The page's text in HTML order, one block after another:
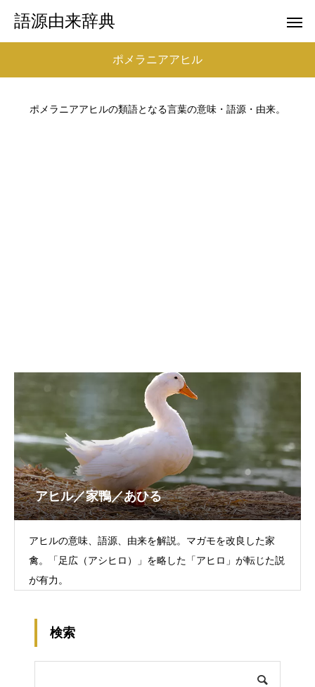
語源由来辞典
ポメラニアアヒル
ポメラニアアヒルの類語となる言葉の意味・語源・由来。
アヒル／家鴨／あひる
アヒルの意味、語源、由来を解説。マガモを改良した家
禽。「足広（アシヒロ）」を略した「アヒロ」が転じた説
が有力。
検索